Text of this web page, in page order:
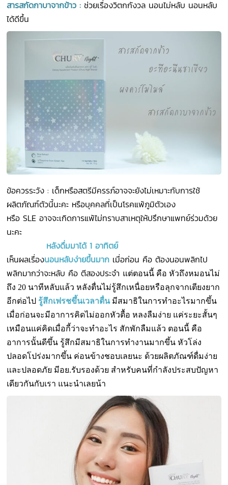
สารสกัดกาบาจากข้าว : ช่วยเรื่องวิตกกังวล นอนไม่หลับ นอนหลับ
ได้ดีขึ้น
ข้อควรระวัง : เด็กหรือสตรีมีครรภ์อาจจะยังไม่เหมาะกับการใช้
ผลิตภัณฑ์ตัวนี้นะคะ หรือบุคคลที่เป็นโรคแพ้ภูมิตัวเอง
หรือ SLE อาจจะเกิดการแพ้ไม่ทราบสาเหตุให้ปรึกษาแพทย์ร่วมด้วย
นะคะ
หลังดื่มมาได้ 1 อาทิตย์
เห็นผลเรื่องนอนหลับง่ายขึ้นมาก เมื่อก่อน คือ ต้องนอนพลิกไป
พลิกมากว่าจะหลับ คือ ตีสองประจำ แต่ตอนนี้ คือ หัวถึงหมอนไม่
ถึง 20 นาทีหลับแล้ว หลังตื่นไม่รู้สึกเหนื่อยหรือลุกจากเตียงยาก
อีกต่อไป รู้สึกเฟรชขึ้นเวลาตื่นมีสมาธิในการทำอะไรมากขึ้น
เมื่อก่อนจะมีอาการคิดไม่ออกหัวตื้อหลงลืมง่าย แค่ระยะสั้นๆ
เหมือนแค่คิดเมื่อกี้ว่าจะทำอะไร สักพักลืมแล้ว ตอนนี้ คือ
อาการนั้นดีขึ้น รู้สึกมีสมาธิในการทำงานมากขึ้น หัวโล่ง
ปลอดโปร่งมากขึ้น ค่อนข้างชอบเลยนะ ด้วยผลิตภัณฑ์ดื่มง่าย
และปลอดภัย มีอย.รับรองด้วย สำหรับคนที่กำลังประสบปัญหา
เดียวกันกับเรา แนะนำเลยน้า